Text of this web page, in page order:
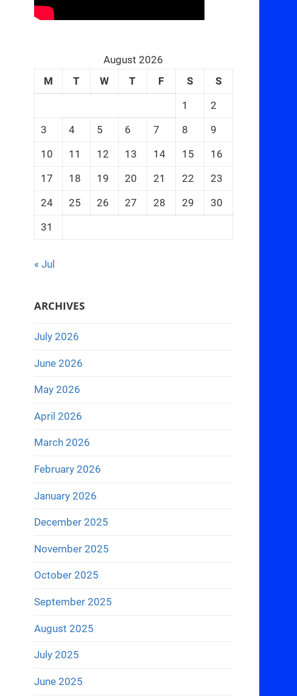
August 2026
M
T W T F S
S
1
2
3
4 5 6 7 8
9
10
11 12 13 14 15
16
17
18 19 20 21 22
23
24
25 26 27 28 29
30
31
« Jul
ARCHIVES
July 2026
June 2026
May 2026
April 2026
March 2026
February 2026
January 2026
December 2025
November 2025
October 2025
September 2025
August 2025
July 2025
June 2025